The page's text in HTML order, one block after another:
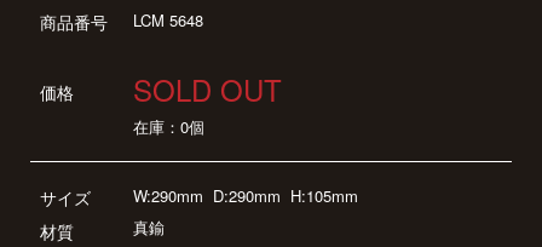
商品番号 LCM 5648
価格 SOLD OUT
在庫：0個
サイズ
材質
W:290mm D:290mm H:105mm
真鍮